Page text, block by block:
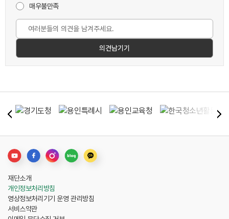
매우불만족
재단소개
개인정보처리방침
영상정보처리기기 운영 관리방침
서비스약관